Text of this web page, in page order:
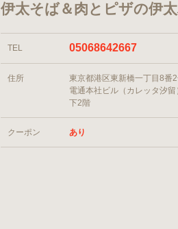
伊太そば＆肉とピザの伊
TEL 05068642667
住所
東京都港区東新橋一丁目8番
電通本社ビル（カレッタ汐留
下2階
クーポン あり